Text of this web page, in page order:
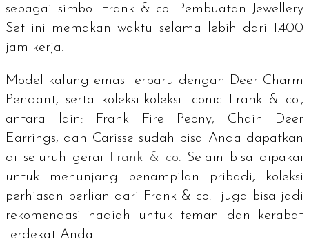
sebagai simbol Frank & co. Pembuatan Jewellery
Set ini memakan waktu selama lebih dari 1.400
jam kerja.
Model kalung emas terbaru dengan Deer Charm
Pendant, serta koleksi-koleksi iconic
Frank & co.,
antara lain: Frank Fire Peony, Chain Deer
Earrings, dan Carisse sudah bisa Anda dapatkan
di seluruh gerai
Frank & co. Selain bisa dipakai
untuk menunjang penampilan pribadi, koleksi
perhiasan berlian dari Frank & co. juga bisa jadi
rekomendasi hadiah untuk teman dan kerabat
terdekat Anda.